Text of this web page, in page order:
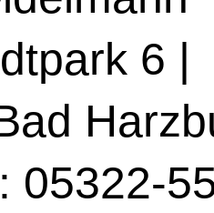
6 |
05322-